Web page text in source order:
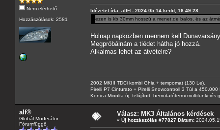
Nem elérhető
Hozzászólások: 2581
Idézetet írta: alf® - 2024.05.14 kedd, 16:49:28
ezen is kb 30mm hosszú a menet,de balos, és az
Holnap napközben mennem kell
Megpróbálnám a tiédet hátha jó hozzá.
Alkalmas lehet az átvételre?
2002 MKIII TDCi kombi Ghia + tempomat (130 Le).
Pirelli P7 Cinturato + Pirelli Snowcontroll 3 Túl a 450.000
Konica Minolta új, felújított, bemutatótermi
alf®
Globál Moderátor
Fórumfüggő
Válasz: MK3 Általános kérdések
« Új hozzászólás #77827 Dátum: